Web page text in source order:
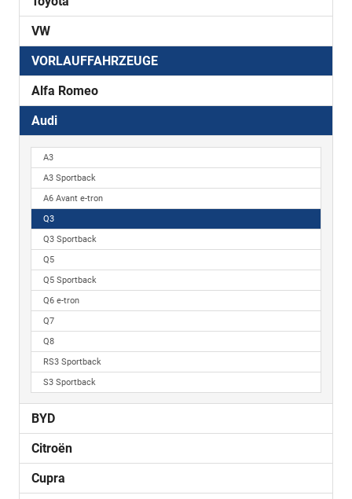
VW
VORLAUFFAHRZEUGE
Alfa Romeo
Audi
A3
A3 Sportback
A6 Avant e-tron
Q3
Q3 Sportback
Q5
Q5 Sportback
Q6 e-tron
Q7
Q8
RS3 Sportback
S3 Sportback
BYD
Citroën
Cupra